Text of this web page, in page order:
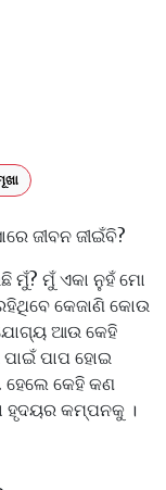
ଜୀବନ ଜୀଇଁବି?
ମୁଁ? ମୁଁ ଏକା ନୁହଁ ମୋ
କେଜାଣି କୋଉ
ଆଉ କେହି
ପାପ ହୋଇ
ହେଲେ କେହି କଣ
ହୃଦୟର କମ୍ପନକୁ ।